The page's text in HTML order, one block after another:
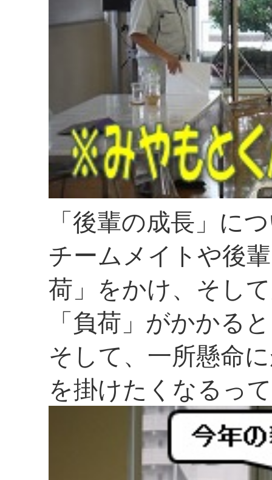
「後輩の成長」に
チームメイトや後
荷」をかけ、そし
「負荷」がかかる
そして、一所懸命
を掛けたくなるっ